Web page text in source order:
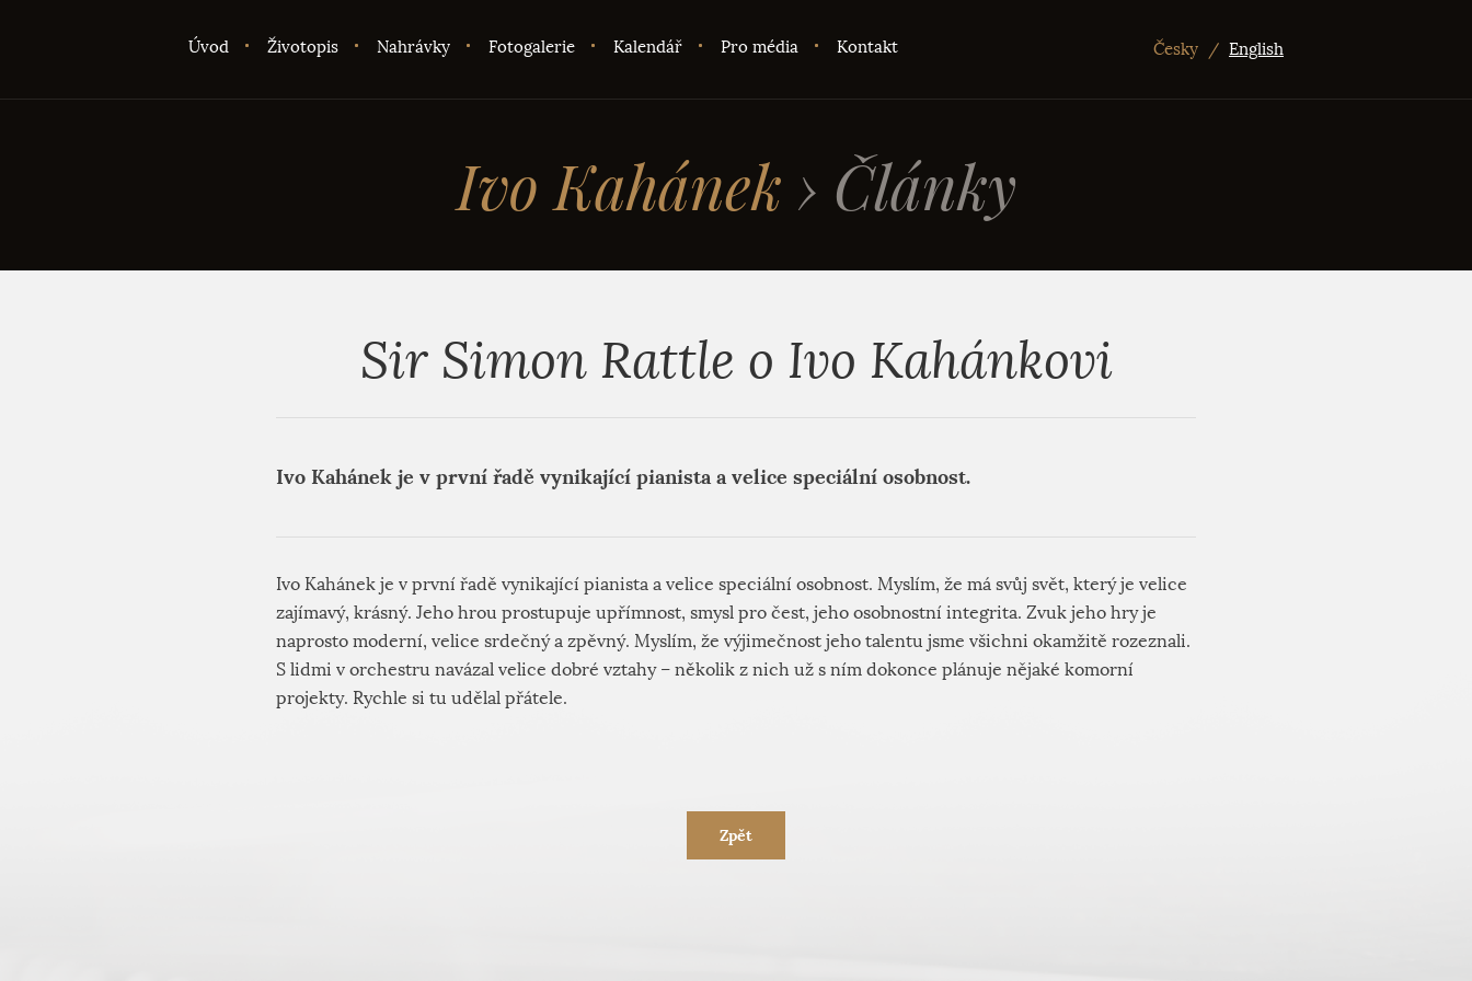
Úvod Životopis Nahrávky Fotogalerie Kalendář Pro média Kontakt Česky / English
Ivo Kahánek › Články
Sir Simon Rattle o Ivo Kahánkovi
Ivo Kahánek je v první řadě vynikající pianista a velice speciální osobnost.
Ivo Kahánek je v první řadě vynikající pianista a velice speciální osobnost. Myslím, že má svůj svět, který je velice
zajímavý, krásný. Jeho hrou prostupuje upřímnost, smysl pro čest, jeho osobnostní integrita. Zvuk jeho hry je
naprosto moderní, velice srdečný a zpěvný. Myslím, že výjimečnost jeho talentu jsme všichni okamžitě rozeznali.
S lidmi v orchestru navázal velice dobré vztahy – několik z nich už s ním dokonce plánuje nějaké komorní
projekty. Rychle si tu udělal přátele.
Zpět